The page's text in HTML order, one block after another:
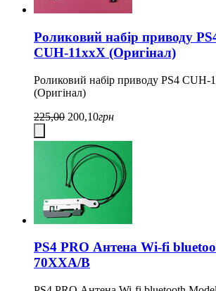
Роликовий набір приводу
CUH-11xxX (Оригінал)
Роликовий набір приводу PS4
(Оригінал)
225,00 200,10грн
PS4 PRO Антена Wi-fi
70XXA/B